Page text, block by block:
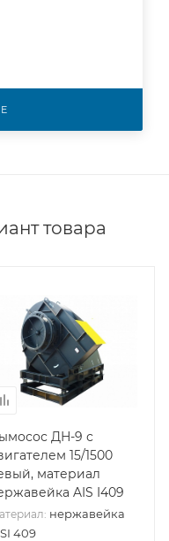
товара
ДН-9 с
15/1500
материал
AIS I409
нержавейка
409